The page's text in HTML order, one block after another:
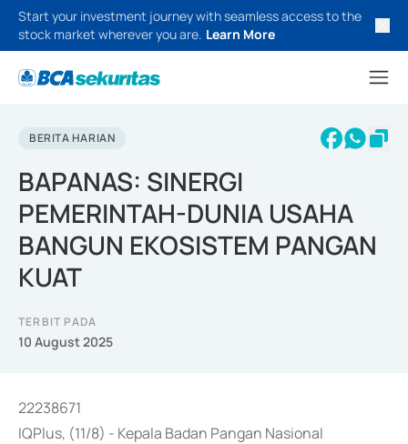
Start your investment journey with seamless access to the
stock market wherever you are. Learn More
BERITA HARIAN
BAPANAS: SINERGI
PEMERINTAH-DUNIA USAHA
BANGUN EKOSISTEM PANGAN
KUAT
TERBIT PADA
10 August 2025
22238671
IQPlus, (11/8) - Kepala Badan Pangan Nasional